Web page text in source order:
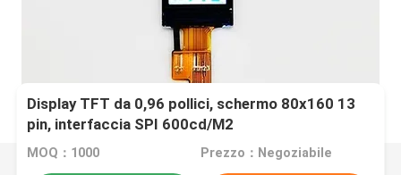
Display TFT da 0,96 pollici, schermo 80x160 13
pin, interfaccia SPI 600cd/M2
MOQ：1000 Prezzo：Negoziabile